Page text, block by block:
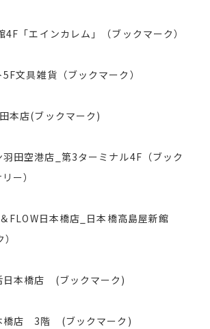
4F「エインカレム」（ブックマーク）
文具雑貨（ブックマーク）
本店(ブックマーク)
田空港店_第3ターミナル4F（ブック
ー）
FLOW日本橋店_日本橋高島屋新館
日本橋店 (ブックマーク)
橋店 3階 (ブックマーク)